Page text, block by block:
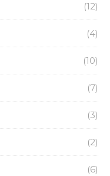
(12)
(4)
(10)
(7)
(3)
(2)
(6)